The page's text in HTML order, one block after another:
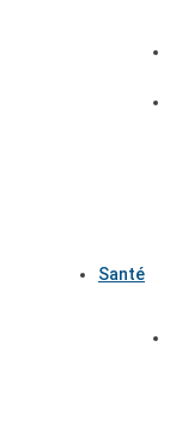
Santé